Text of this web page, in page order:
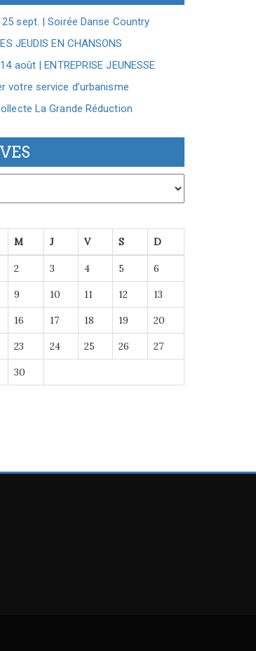
sept. | Soirée Danse Country
JEUDIS EN CHANSONS
août | ENTREPRISE JEUNESSE
votre service d’urbanisme
La Grande Réduction
M J V S D
2 3 4 5 6
9 10 11 12 13
16 17 18 19 20
23 24 25 26 27
30